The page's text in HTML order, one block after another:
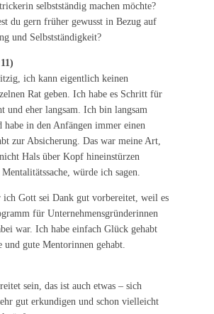
selbstständig machen möchte?
du gern früher gewusst in Bezug auf
und Selbstständigkeit?
ich kann eigentlich keinen
Rat geben. Ich habe es Schritt für
und eher langsam. Ich bin langsam
habe in den Anfängen immer einen
zur Absicherung. Das war meine Art,
Hals über Kopf hineinstürzen
würde ich sagen.
ich Gott sei Dank gut vorbereitet, weil es
für Unternehmensgründerinnen
war. Ich habe einfach Glück gehabt
und gute Mentorinnen gehabt.
sein, das ist auch etwas – sich
gut erkundigen und schon vielleicht